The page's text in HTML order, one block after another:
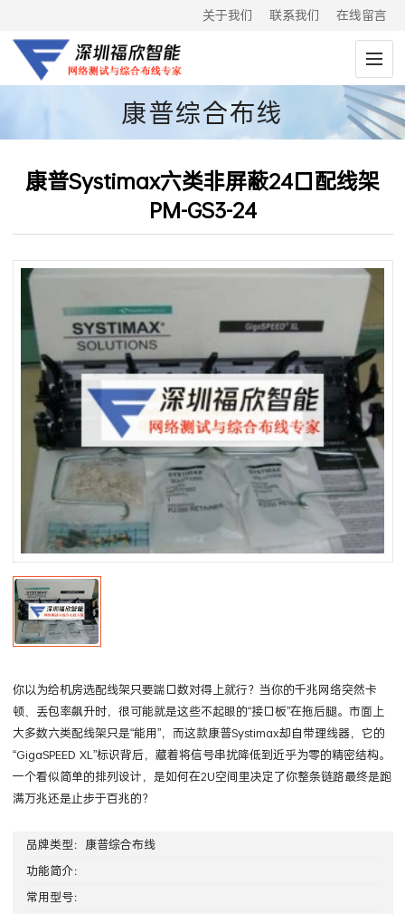
关于我们 联系我们 在线留言
康普综合布线
康普Systimax六类非屏蔽24口配线架
PM-GS3-24
你以为给机房选配线架只要端口数对得上就行？当你的千兆网络突然卡
顿、丢包率飙升时，很可能就是这些不起眼的“接口板”在拖后腿。市面上
大多数六类配线架只是“能用”，而这款康普Systimax却自带理线器，它的
“GigaSPEED XL”标识背后，藏着将信号串扰降低到近乎为零的精密结构。
一个看似简单的排列设计，是如何在2U空间里决定了你整条链路最终是跑
满万兆还是止步于百兆的？
品牌类型： 康普综合布线
功能简介：
常用型号：